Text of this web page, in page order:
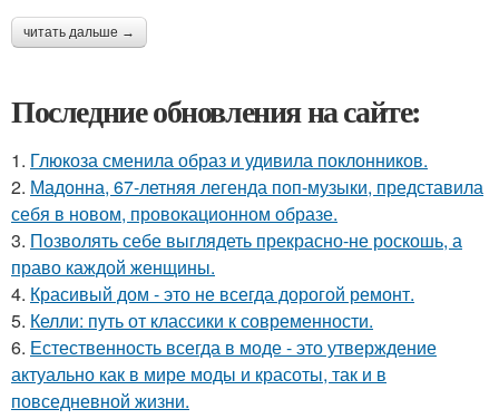
читать дальше →
Последние обновления на сайте:
1. Глюкоза сменила образ и удивила поклонников.
2. Мадонна, 67-летняя легенда поп-музыки, представила
себя в новом, провокационном образе.
3. Позволять себе выглядеть прекрасно-не роскошь, а
право каждой женщины.
4. Красивый дом - это не всегда дорогой ремонт.
5. Келли: путь от классики к современности.
6. Естественность всегда в моде - это утверждение
актуально как в мире моды и красоты, так и в
повседневной жизни.